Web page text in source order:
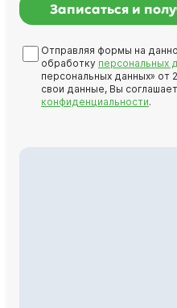
Записаться и
Отправляя формы на
обработку персональных
персональных данных» от
свои данные, Вы
конфиденциальности.